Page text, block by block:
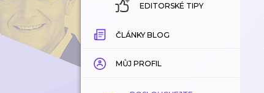
EDITORSKÉ TIPY
ČLÁNKY BLOG
MŮJ PROFIL